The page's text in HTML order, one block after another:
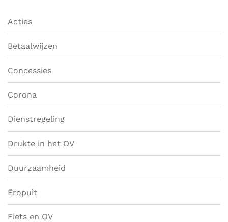
Acties
Betaalwijzen
Concessies
Corona
Dienstregeling
Drukte in het OV
Duurzaamheid
Eropuit
Fiets en OV